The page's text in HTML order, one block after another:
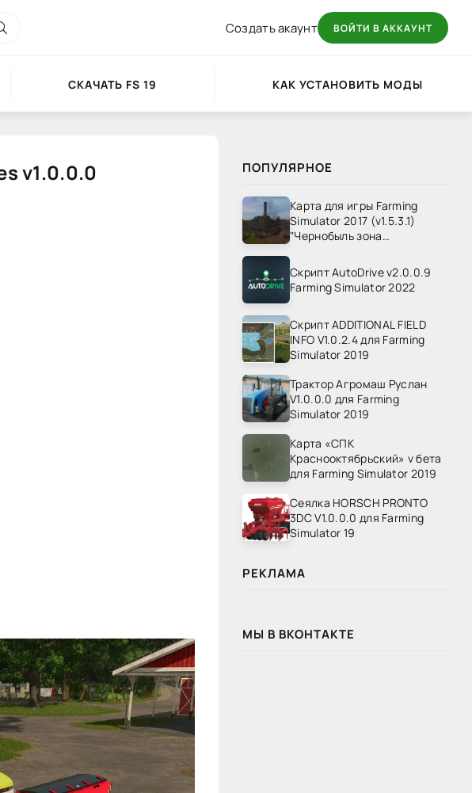
Создать акаунт ВОЙТИ В АККАУНТ
СКАЧАТЬ FS 19 КАК УСТАНОВИТЬ МОДЫ
v1.0.0.0 ПОПУЛЯРНОЕ
Карта для игры Farming
Simulator 2017 (v1.5.3.1)
"Чернобыль зона
Скрипт AutoDrive v2.0.0.9
Farming Simulator 2022
Скрипт ADDITIONAL FIELD
INFO V1.0.2.4 для Farming
Simulator 2019
Трактор Агромаш Руслан
V1.0.0.0 для Farming
Simulator 2019
Карта «СПК
Краснооктябрьский» v бета
для Farming Simulator 2019
Сеялка HORSCH PRONTO
3DC V1.0.0.0 для Farming
Simulator 19
РЕКЛАМА
МЫ В ВКОНТАКТЕ